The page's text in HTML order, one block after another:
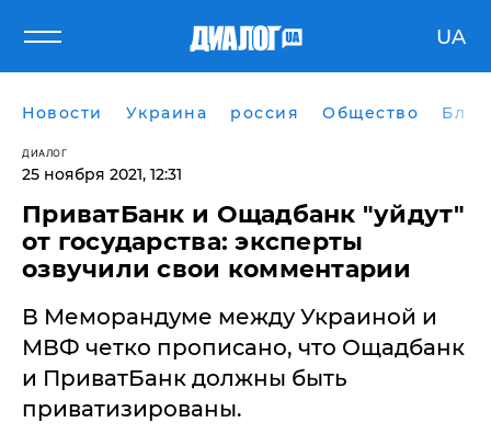
UA
Новости Украина россия Общество
ДИАЛОГ
25 ноября 2021, 12:31
​ПриватБанк и Ощадбанк "уйдут"
от государства: эксперты
озвучили свои комментарии
В Меморандуме между Украиной и
МВФ четко прописано, что Ощадбанк
и ПриватБанк должны быть
приватизированы.